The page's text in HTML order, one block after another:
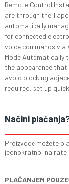
Remote Control
are through the
automatically
for connected
voice commands via
Mode Automatically
the appearance that
avoid blocking
required, set up
Načini
Proizvode možete
jednokratno, na rate
PLAĆANJEM